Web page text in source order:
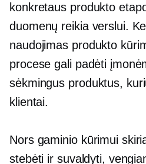
konkretaus produkto
duomenų reikia verslui.
naudojimas produkto
procese gali padėti
sėkmingus produktus,
klientai.
Nors gaminio kūrimui
stebėti ir suvaldyti,